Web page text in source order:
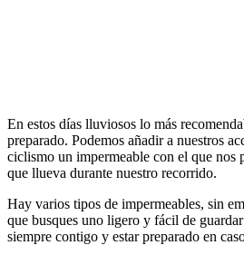
En estos días lluviosos lo más
preparado. Podemos añadir a nuestros
ciclismo un impermeable con el que nos
que llueva durante nuestro recorrido.
Hay varios tipos de impermeables, sin
que busques uno ligero y fácil de
siempre contigo y estar preparado en